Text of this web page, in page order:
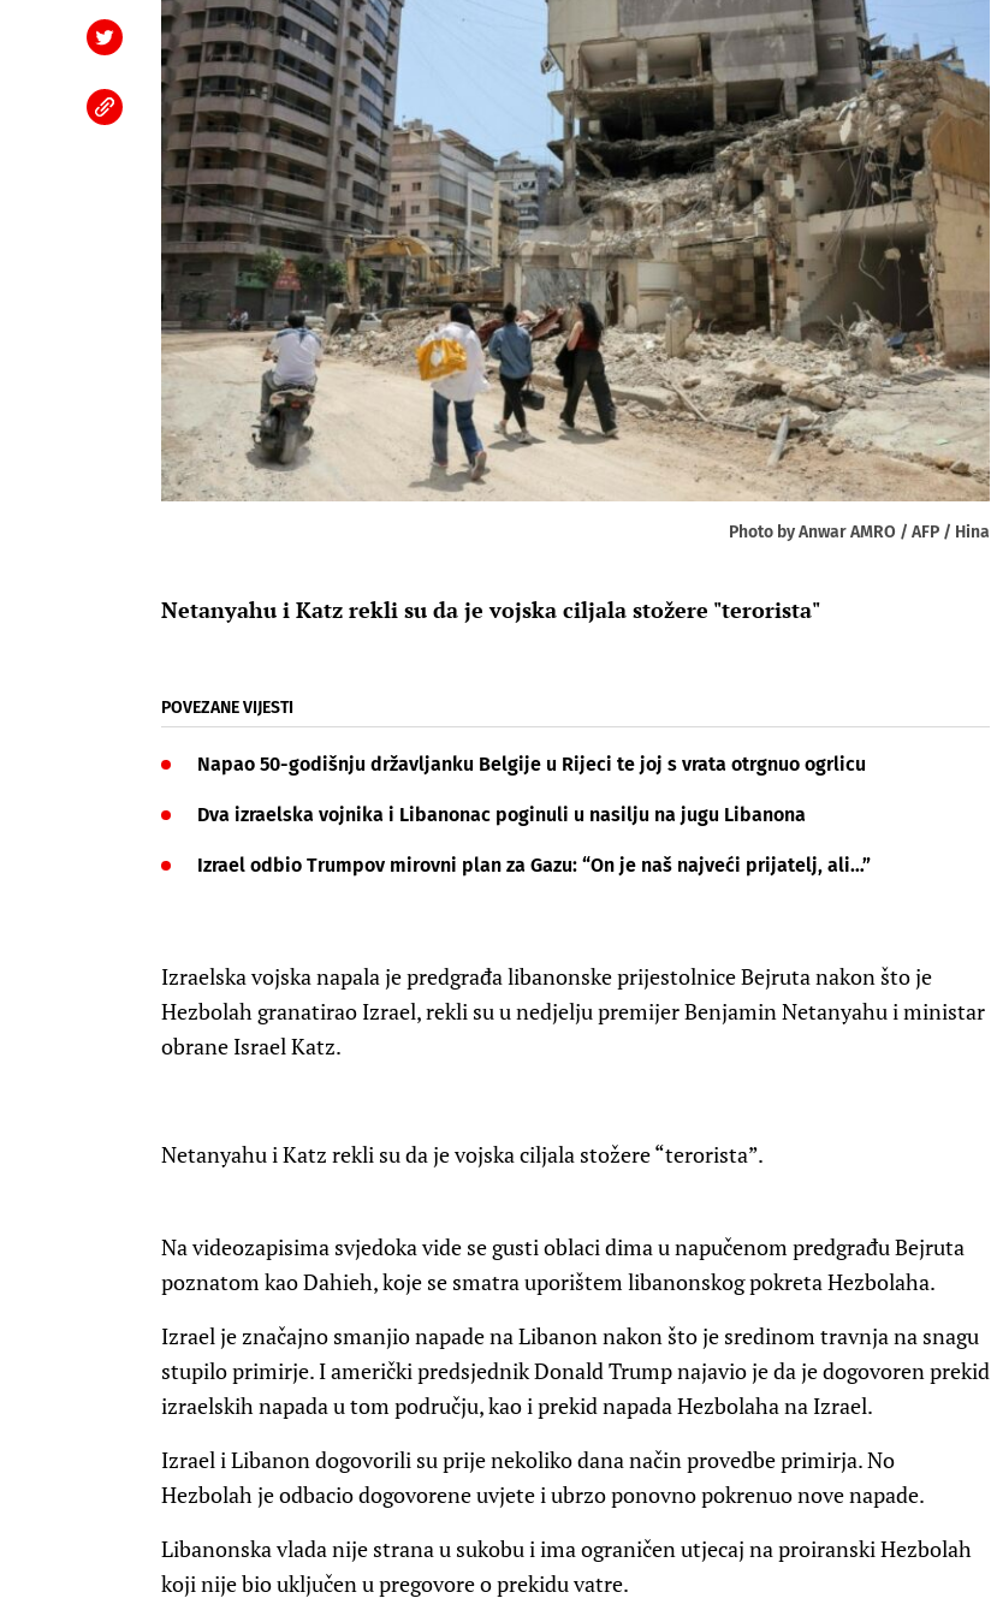
Photo by Anwar AMRO / AFP / Hina
Netanyahu i Katz rekli su da je vojska ciljala stožere "terorista"
POVEZANE VIJESTI
Napao 50-godišnju državljanku Belgije u Rijeci te joj s vrata otrgnuo ogrlicu
Dva izraelska vojnika i Libanonac poginuli u nasilju na jugu Libanona
Izrael odbio Trumpov mirovni plan za Gazu: “On je naš najveći prijatelj, ali…”
Izraelska vojska napala je predgrađa libanonske prijestolnice Bejruta nakon što je
Hezbolah granatirao Izrael, rekli su u nedjelju premijer Benjamin Netanyahu i ministar
obrane Israel Katz.
Netanyahu i Katz rekli su da je vojska ciljala stožere “terorista”.
Na videozapisima svjedoka vide se gusti oblaci dima u napučenom predgrađu Bejruta
poznatom kao Dahieh, koje se smatra uporištem libanonskog pokreta Hezbolaha.
Izrael je značajno smanjio napade na Libanon nakon što je sredinom travnja na snagu
stupilo primirje. I američki predsjednik Donald Trump najavio je da je dogovoren prekid
izraelskih napada u tom području, kao i prekid napada Hezbolaha na Izrael.
Izrael i Libanon dogovorili su prije nekoliko dana način provedbe primirja. No
Hezbolah je odbacio dogovorene uvjete i ubrzo ponovno pokrenuo nove napade.
Libanonska vlada nije strana u sukobu i ima ograničen utjecaj na proiranski Hezbolah
koji nije bio uključen u pregovore o prekidu vatre.